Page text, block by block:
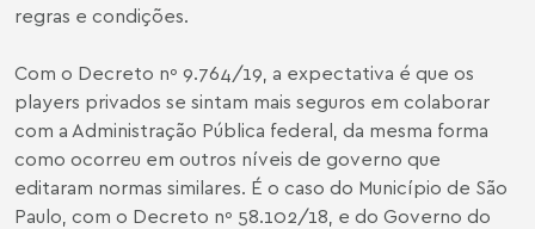
regras e condições.
Com o Decreto nº 9.764/19, a expectativa é que os
players privados se sintam mais seguros em colaborar
com a Administração Pública federal, da mesma forma
como ocorreu em outros níveis de governo que
editaram normas similares. É o caso do Município de São
Paulo, com o Decreto nº 58.102/18, e do Governo do